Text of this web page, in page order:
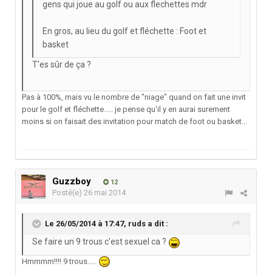
gens qui joue au golf ou aux flechettes mdr
En gros, au lieu du golf et fléchette : Foot et
basket
T'es sûr de ça ?
Pas à 100%, mais vu le nombre de "niage" quand on fait une invit
pour le golf et fléchette..... je pense qu'il y en aurai surement
moins si on faisait des invitation pour match de foot ou basket...
Guzzboy 12
Posté(e) 26 mai 2014
Le 26/05/2014 à 17:47, ruds a dit :
Se faire un 9 trous c'est sexuel ca ?
Hmmmm!!!! 9 trous.....